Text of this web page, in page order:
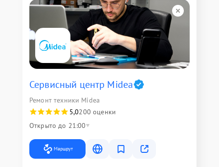
Сервисный центр Midea
Ремонт техники Midea
5,0200 оценки
Открыто до 21:00
Маршрут